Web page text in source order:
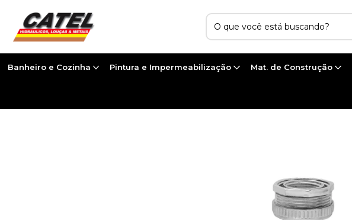
Banheiro e Cozinha Pintura e Impermeabilização Mat. de Construção